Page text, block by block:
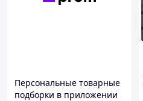
Персональные товарные
подборки в приложении